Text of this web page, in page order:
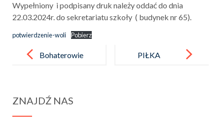
Wypełniony i podpisany druk należy oddać do dnia
22.03.2024r. do sekretariatu szkoły ( budynek nr 65).
potwierdzenie-woli Pobierz
navigationBohaterowie
PIŁKA
ZNAJDŹ NAS